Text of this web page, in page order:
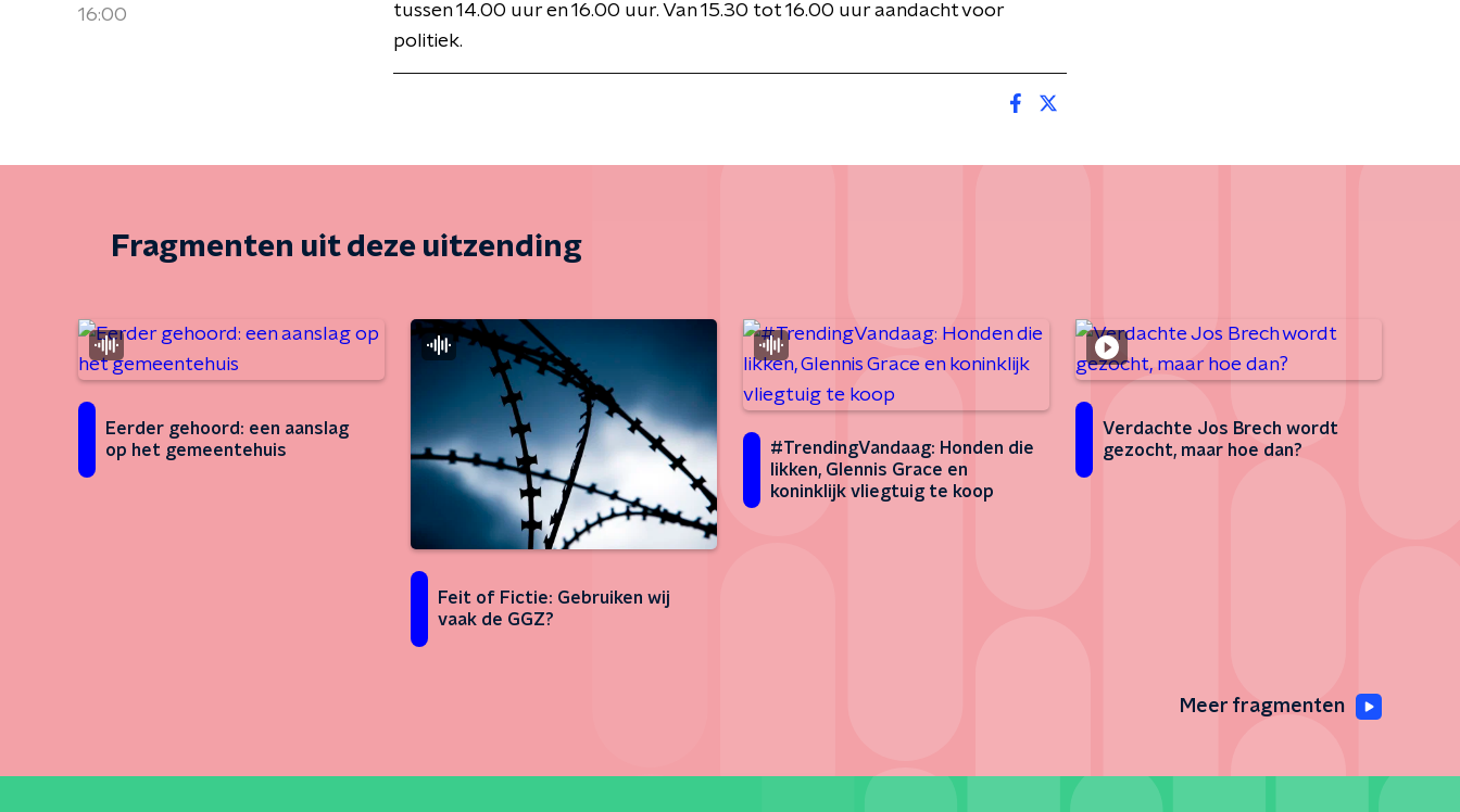
16:00
tussen 14.00 uur en 16.00 uur. Van 15.30 tot 16.00 uur aandacht voor
politiek.
Fragmenten uit deze uitzending
Eerder gehoord: een aanslag
op het gemeentehuis
Feit of Fictie: Gebruiken wij
vaak de GGZ?
#TrendingVandaag: Honden die
likken, Glennis Grace en
koninklijk vliegtuig te koop
Verdachte Jos Brech wordt
gezocht, maar hoe dan?
Meer fragmenten